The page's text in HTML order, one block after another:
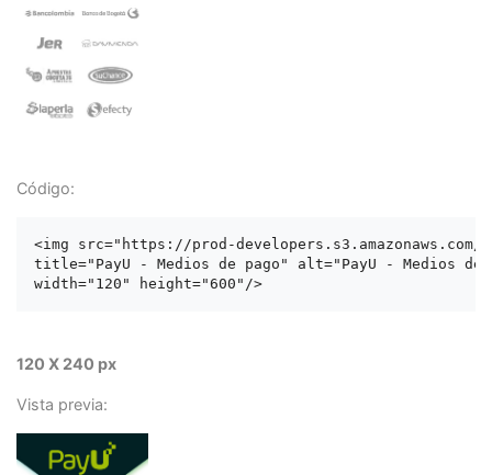
Código:
<img src="https://prod-developers.s3.amazonaws.com/
title="PayU - Medios de pago" alt="PayU - Medios de
120 X 240 px
Vista previa: